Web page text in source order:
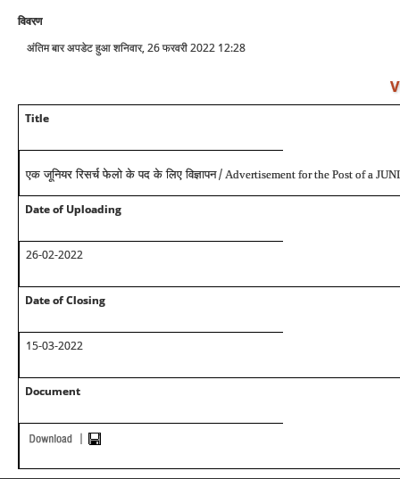
विवरण
अंतिम बार अपडेट हुआ शनिवार, 26 फरवरी 2022 12:28
Title
एक जूनियर रिसर्च फेलो के पद के लिए विज्ञापन / Advertisement for the Post of a
Date of Uploading
26-02-2022
Date of Closing
15-03-2022
Document